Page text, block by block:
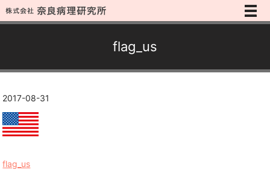
メ
flag_us
2017-08-31
flag_us